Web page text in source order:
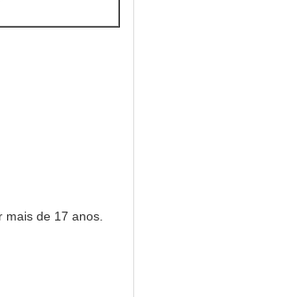
de 17 anos.